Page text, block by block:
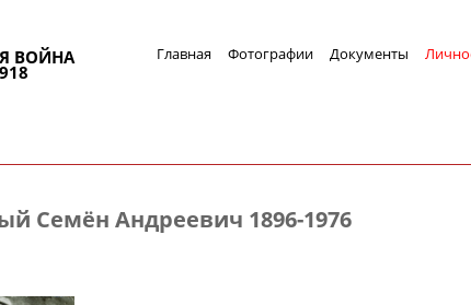
ВОЙНА Главная Фотографии Документы
Семён Андреевич 1896-1976